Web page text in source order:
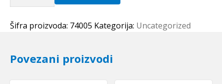
(DIN
Šifra proizvoda: 74005 Kategorija: Uncategorized
Povezani proizvodi